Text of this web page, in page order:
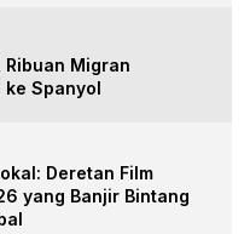
Ribuan Migran
ke Spanyol
Deretan Film
yang Banjir Bintang